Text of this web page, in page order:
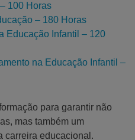
100 Horas
– 180 Horas
Educação Infantil – 120
na Educação Infantil –
para garantir não
mas também um
carreira educacional.